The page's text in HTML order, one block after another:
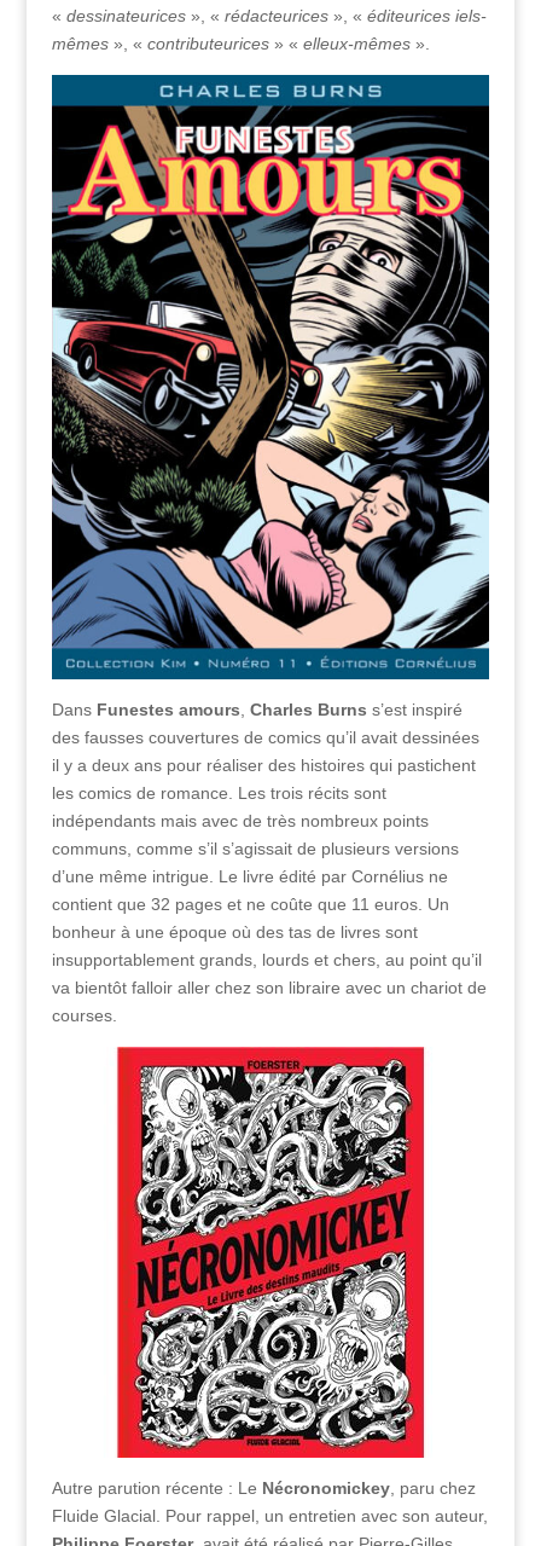
« dessinateurices», « rédacteurices», « éditeurices iels-
mêmes », « contributeurices» « elleux-mêmes».
Dans Funestes amours, Charles Burns s’est inspiré
des fausses couvertures de comics qu’il avait dessinées
il y a deux ans pour réaliser des histoires qui pastichent
les comics de romance. Les trois récits sont
indépendants mais avec de très nombreux points
communs, comme s’il s’agissait de plusieurs versions
d’une même intrigue. Le livre édité par Cornélius ne
contient que 32 pages et ne coûte que 11 euros. Un
bonheur à une époque où des tas de livres sont
insupportablement grands, lourds et chers, au point qu’il
va bientôt falloir aller chez son libraire avec un chariot de
courses.
Autre parution récente : Le Nécronomickey, paru chez
Fluide Glacial. Pour rappel, un entretien avec son auteur,